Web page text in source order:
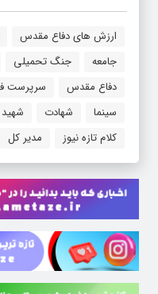
ارزش های دفاع مقدس
جامعه
جنگ تحمیلی
دفاع مقدس
سرپرست
سینما
شهادت شهید
کلام تازه نیوز
مدیر کل